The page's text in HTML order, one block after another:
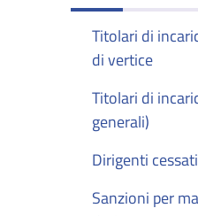
Titolari di
di vertice
Titolari di
generali)
Dirigenti cessati
Sanzioni per